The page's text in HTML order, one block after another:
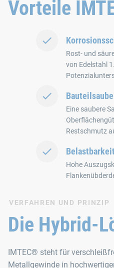
Vorteile
Rost‑ und
von Edelstahl
Eine saubere
Restschmutz
Belastbarkeit
Hohe
VERFAHREN UND PRINZIP
Die Hybrid-
IMTEC® steht für
Metallgewinde in